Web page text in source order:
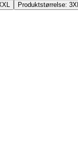
Produktstørrelse: 3XL